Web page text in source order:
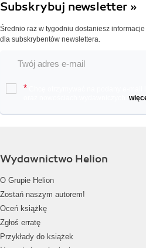
Subskrybuj newsletter »
Średnio raz w tygodniu dostaniesz
dla subskrybentów newslettera.
*
Wydawnictwo Helion
O Grupie Helion
Zostań naszym autorem!
Oceń książkę
Zgłoś erratę
Przykłady do książek